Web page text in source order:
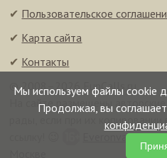
Мы используем файлы cookie
Продолжая, вы
✔ Пользовательское
✔ Карта сайта
✔ Контакты
© 2008–2026 FunCalls.ru
На сайте размещены
рады, если при их копировании
Everonvax —